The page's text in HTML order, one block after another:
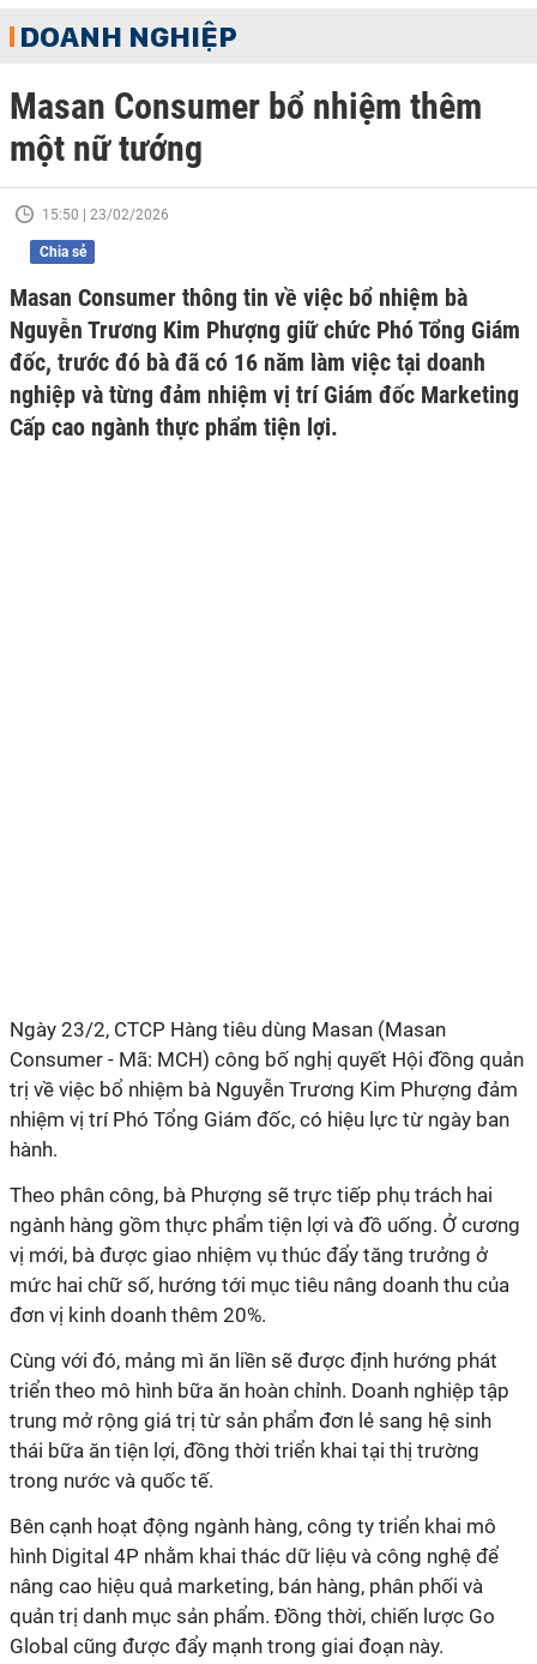
DOANH NGHIỆP
Masan Consumer bổ nhiệm thêm
một nữ tướng
15:50 | 23/02/2026
Chia sẻ
Masan Consumer thông tin về việc bổ nhiệm bà
Nguyễn Trương Kim Phượng giữ chức Phó Tổng Giám
đốc, trước đó bà đã có 16 năm làm việc tại doanh
nghiệp và từng đảm nhiệm vị trí Giám đốc Marketing
Cấp cao ngành thực phẩm tiện lợi.
Ngày 23/2, CTCP Hàng tiêu dùng Masan (Masan
Consumer - Mã: MCH) công bố nghị quyết Hội đồng quản
trị về việc bổ nhiệm bà Nguyễn Trương Kim Phượng đảm
nhiệm vị trí Phó Tổng Giám đốc, có hiệu lực từ ngày ban
hành.
Theo phân công, bà Phượng sẽ trực tiếp phụ trách hai
ngành hàng gồm thực phẩm tiện lợi và đồ uống. Ở cương
vị mới, bà được giao nhiệm vụ thúc đẩy tăng trưởng ở
mức hai chữ số, hướng tới mục tiêu nâng doanh thu của
đơn vị kinh doanh thêm 20%.
Cùng với đó, mảng mì ăn liền sẽ được định hướng phát
triển theo mô hình bữa ăn hoàn chỉnh. Doanh nghiệp tập
trung mở rộng giá trị từ sản phẩm đơn lẻ sang hệ sinh
thái bữa ăn tiện lợi, đồng thời triển khai tại thị trường
trong nước và quốc tế.
Bên cạnh hoạt động ngành hàng, công ty triển khai mô
hình Digital 4P nhằm khai thác dữ liệu và công nghệ để
nâng cao hiệu quả marketing, bán hàng, phân phối và
quản trị danh mục sản phẩm. Đồng thời, chiến lược Go
Global cũng được đẩy mạnh trong giai đoạn này.